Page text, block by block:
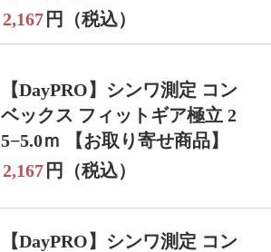
2,167 円（税込）
【DayPRO】シンワ測定 コン
ベックス フィットギア極立 2
5−5.0ｍ 【お取り寄せ商品】
2,167 円（税込）
【DayPRO】シンワ測定 コン